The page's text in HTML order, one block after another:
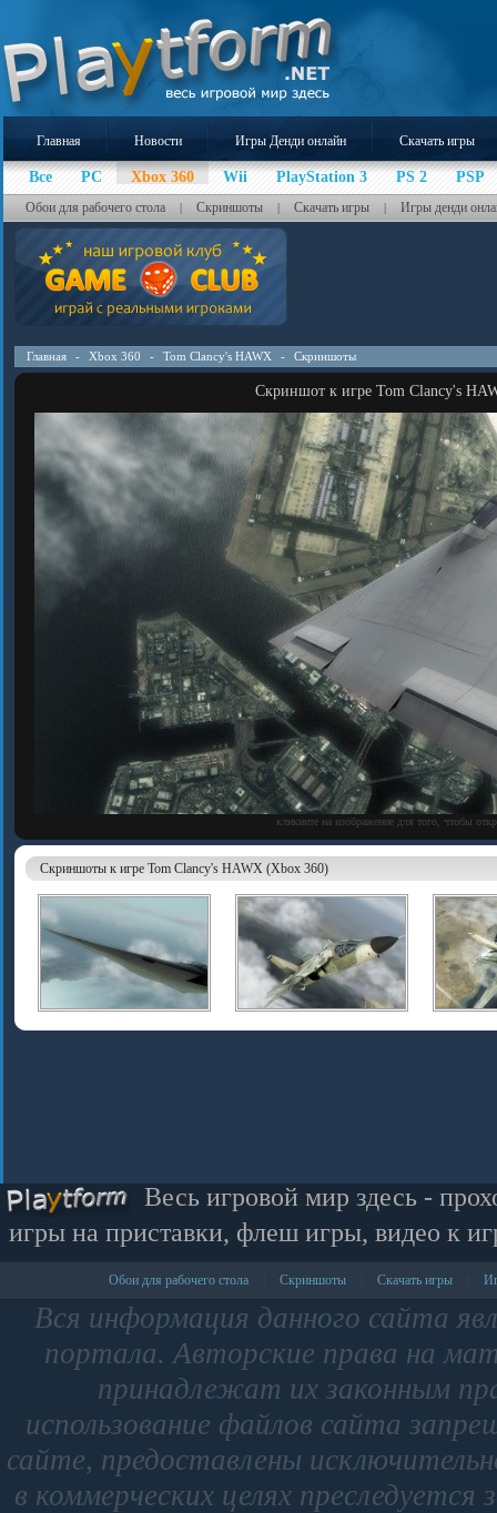
Главная Новости Игры Денди онлайн Скачать игры
Все PC Xbox 360 Wii PlayStation 3 PS 2 PSP
Обои для рабочего стола | Скриншоты | Скачать игры | Игры денди
Главная - Xbox 360 - Tom Clancy's HAWX - Скриншоты
Скриншот к игре Tom Clancy's
кликните на изображение для того, чтобы
Скриншоты к игре Tom Clancy's HAWX (Xbox 360)
Весь игровой мир здесь -
игры на приставки, флеш игры, видео к
Обои для рабочего стола Скриншоты Скачать игры
Вся информация данного сайта
портала. Авторские права на
принадлежат их законным
использование файлов сайта
сайте, предоставлены
в коммерческих целях